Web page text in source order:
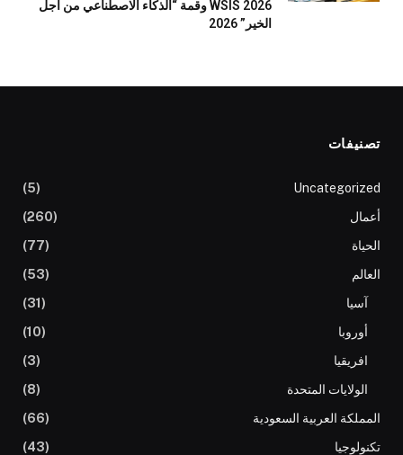
WSIS 2026 وقمة “الذكاء الاصطناعي من أجل
الخير” 2026
تصنيفات
Uncategorized
(5)
أعمال
(260)
الحياة
(77)
العالم
(53)
آسيا
(31)
أوروبا
(10)
افريقيا
(3)
الولايات المتحدة
(8)
المملكة العربية السعودية
(66)
تكنولوجيا
(43)